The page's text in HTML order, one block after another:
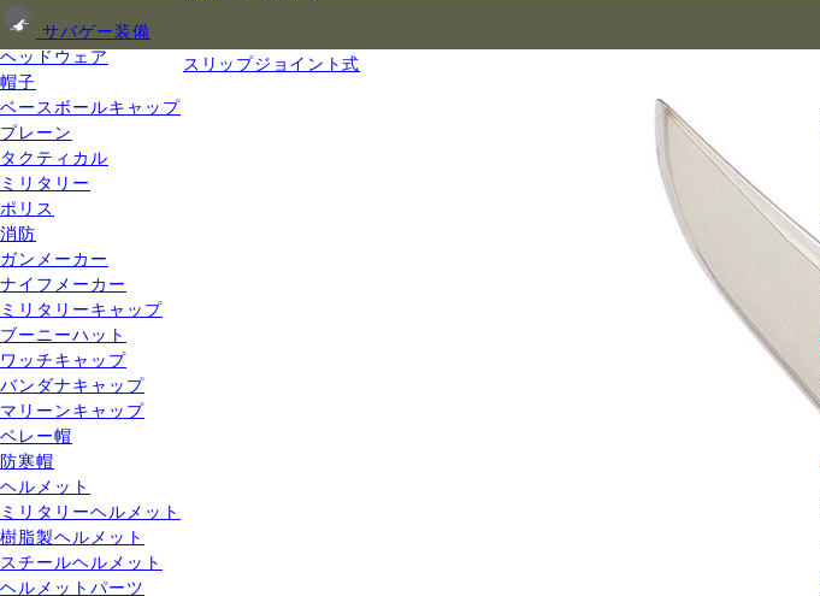
サバゲー装備
ヘッドウェア
帽子
ベースボールキャップ
プレーン
タクティカル
ミリタリー
ポリス
消防
ガンメーカー
ナイフメーカー
ミリタリーキャップ
ブーニーハット
ワッチキャップ
バンダナキャップ
マリーンキャップ
ベレー帽
防寒帽
ヘルメット
ミリタリーヘルメット
樹脂製ヘルメット
スチールヘルメット
ヘルメットパーツ
スリップジョイント式